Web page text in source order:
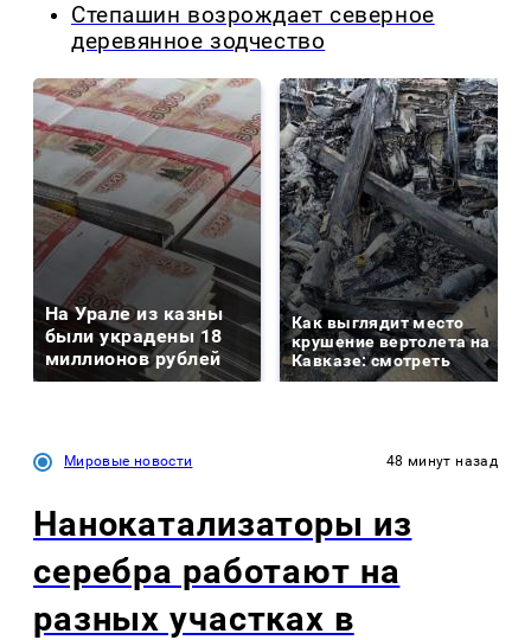
Степашин возрождает северное
деревянное зодчество
На Урале из казны
были украдены 18
миллионов рублей
Как выглядит место
крушение вертолета на
Кавказе: смотреть
Мировые новости 48 минут назад
Нанокатализаторы из
серебра работают на
разных участках в